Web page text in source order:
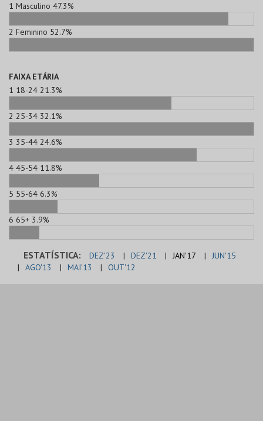
1 Masculino 47.3%
2 Feminino 52.7%
FAIXA ETÁRIA
1 18-24 21.3%
2 25-34 32.1%
3 35-44 24.6%
4 45-54 11.8%
5 55-64 6.3%
6 65+ 3.9%
ESTATÍSTICA: DEZ'23 DEZ'21 JAN'17
JUN'15
AGO'13
MAI'13 OUT'12